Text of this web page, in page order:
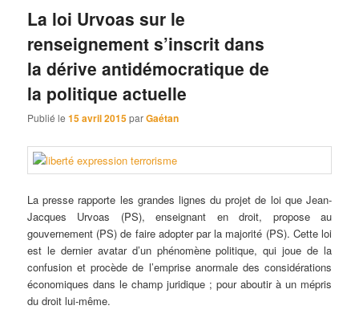
La loi Urvoas sur le
renseignement s’inscrit dans
la dérive antidémocratique de
la politique actuelle
Publié le15 avril 2015parGaétan
La presse rapporte les grandes lignes du projet de loi que Jean-
Jacques Urvoas (PS), enseignant en droit, propose au
gouvernement (PS) de faire adopter par la majorité (PS). Cette loi
est le dernier avatar d’un phénomène politique, qui joue de la
confusion et procède de l’emprise anormale des considérations
économiques dans le champ juridique ; pour aboutir à un mépris
du droit lui-même.